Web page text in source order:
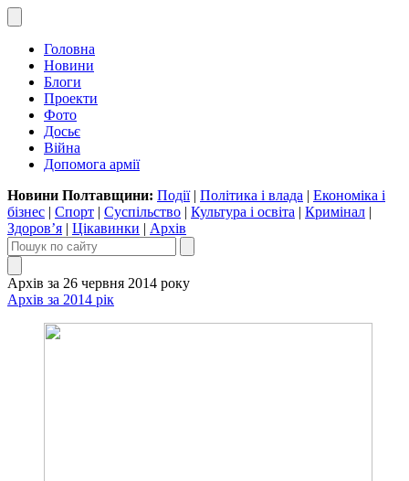
Головна
Новини
Блоги
Проекти
Фото
Досьє
Війна
Допомога армії
Новини Полтавщини: Події| Політика і влада | Економіка і
бізнес | Спорт | Суспільство | Культура і освіта | Кримінал |
Здоров’я | Цікавинки | Архів
Архів за 26 червня 2014 року
Архів за 2014 рік